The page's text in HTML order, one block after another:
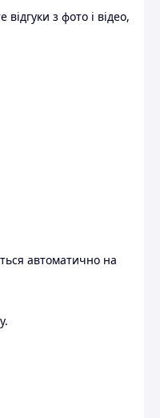
з фото і відео,
автоматично на